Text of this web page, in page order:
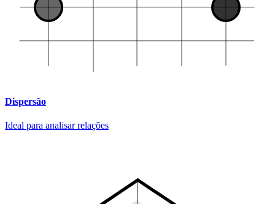
Dispersão
Ideal para analisar relações